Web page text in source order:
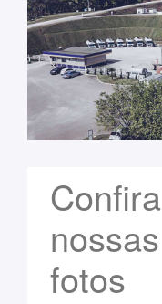
Confira
nossas
fotos